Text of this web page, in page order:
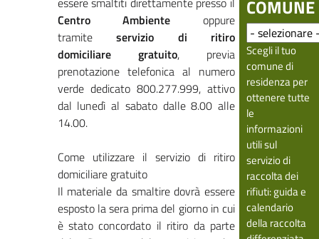
Centro Ambiente oppure
tramiteservizio di ritiro
domiciliare gratuito, previa
prenotazione telefonica al numero
verde dedicato 800.277.999, attivo
dal lunedì al sabato dalle 8.00 alle
14.00.
Come utilizzare il servizio di ritiro
domiciliare gratuito
Il materiale da smaltire dovrà essere
esposto la sera prima del giorno in cui
è stato concordato il ritiro da parte
COMUNE
Scegli il tuo
comune di
residenza per
ottenere tutte
le
informazioni
utili sul
servizio di
raccolta dei
rifiuti: guida e
calendario
della raccolta